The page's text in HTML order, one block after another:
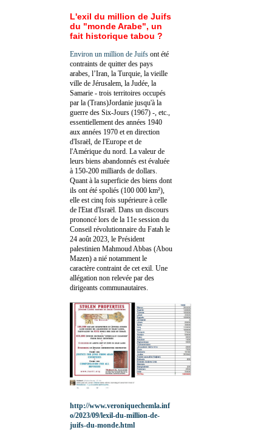
L'exil du million de Juifs
du "monde Arabe", un
fait historique tabou ?
Environ un million de Juifs ont été
contraints de quitter des pays
arabes, l’Iran, la Turquie, la vieille
ville de Jérusalem, la Judée, la
Samarie - trois territoires occupés
par la (Trans)Jordanie jusqu'à la
guerre des Six-Jours (1967) -, etc.,
essentiellement des années 1940
aux années 1970 et en direction
d'Israël, de l'Europe et de
l'Amérique du nord. La valeur de
leurs biens abandonnés est évaluée
à 150-200 milliards de dollars.
Quant à la superficie des biens dont
ils ont été spoliés (100 000 km²),
elle est cinq fois supérieure à celle
de l'Etat d'Israël. Dans un discours
prononcé lors de la 11e session du
Conseil révolutionnaire du Fatah le
24 août 2023, le Président
palestinien Mahmoud Abbas (Abou
Mazen) a nié notamment le
caractère contraint de cet exil. Une
allégation non relevée par des
dirigeants communautaires.
http://www.veroniquechemla.inf
o/2023/09/lexil-du-million-de-
juifs-du-monde.html